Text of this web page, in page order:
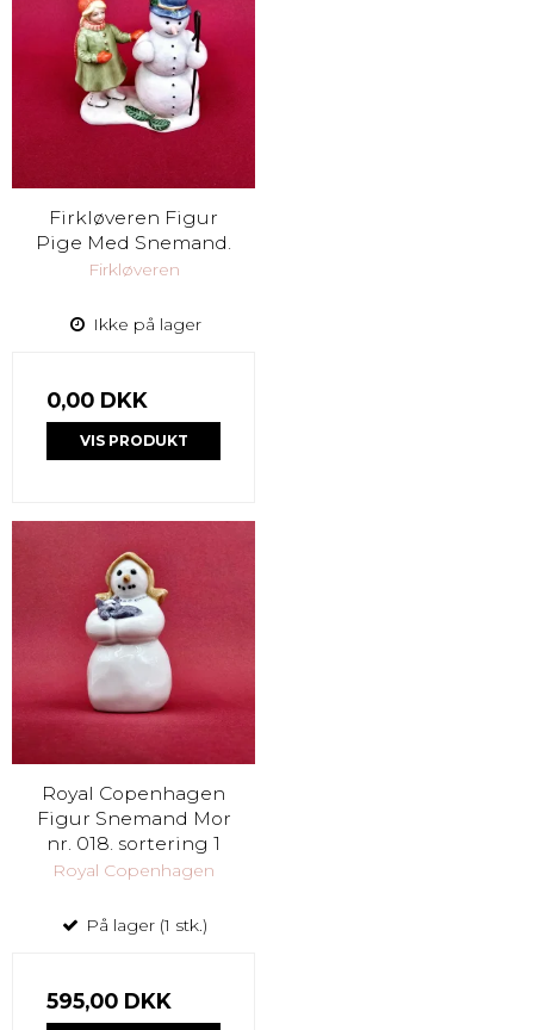
Firkløveren Figur
Pige Med Snemand.
Firkløveren
Ikke på lager
0,00 DKK
VIS PRODUKT
Royal Copenhagen
Figur Snemand Mor
nr. 018. sortering 1
Royal Copenhagen
På lager (1 stk.)
595,00 DKK